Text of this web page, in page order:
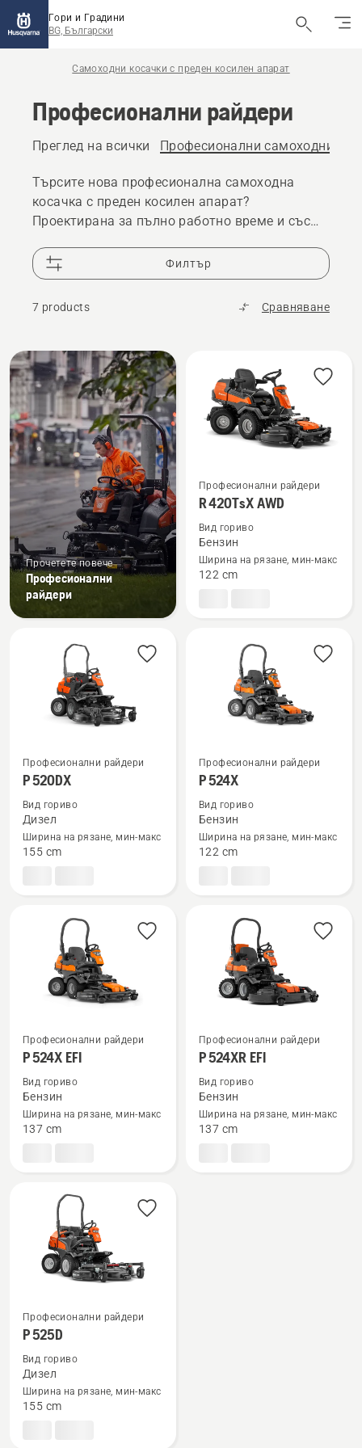
Гори и Градини
BG, Български
Самоходни косачки с преден косилен апарат
Професионални райдери
Преглед на всички Професионални самоходни
Търсите нова професионална самоходна
косачка с преден косилен апарат?
Проектирана за пълно работно време и със
маневреността. Професионалната самоходна
косачка с преден косилен апарат може да
бъде оборудвана с различни приставки за
всички сезони.
Филтър
7 products Сравняване
All
products
Прочетете повече
Професионални
райдери
Вижте
повече
подробности
за
R 420TsX
Професионални райдери
R 420TsX AWD
Вид гориво
Бензин
Ширина на рязане, мин-макс
122 cm
Вижте
повече
подробности
за
P 520DX
Професионални райдери
P 520DX
Вид гориво
Дизел
Ширина на рязане, мин-макс
155 cm
Вижте
повече
подробности
за
P 524X
Професионални райдери
P 524X
Вид гориво
Бензин
Ширина на рязане, мин-макс
122 cm
Вижте
повече
подробности
P 524X
Професионални райдери
P 524X EFI
Вид гориво
Бензин
Ширина на рязане, мин-макс
137 cm
Вижте
повече
подробности
P 524XR
Професионални райдери
P 524XR EFI
Вид гориво
Бензин
Ширина на рязане, мин-макс
137 cm
Вижте
повече
подробности
за
P 525D
Професионални райдери
P 525D
Вид гориво
Дизел
Ширина на рязане, мин-макс
155 cm